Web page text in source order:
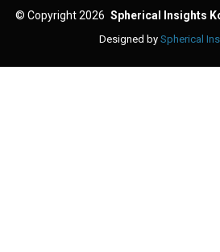
© Copyright 2026 Spherical Insights
Designed by Spherical